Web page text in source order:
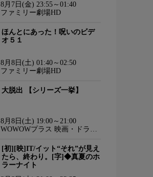
8月7日(金) 23:55～01:40
ファミリー劇場HD
ほんとにあった！呪いのビデ
オ５１
8月8日(土) 01:40～02:50
ファミリー劇場HD
大脱出 【シリーズ一挙】
8月8日(土) 19:00～21:00
WOWOWプラス 映画・ドラ
[初][映]IT/イット“それ”が見え
たら、終わり。[字]◆真夏のホ
ラーナイト